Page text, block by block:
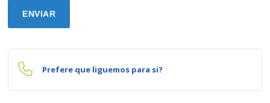
Prefere que liguemos para si?